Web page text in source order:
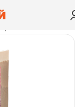
10х15см